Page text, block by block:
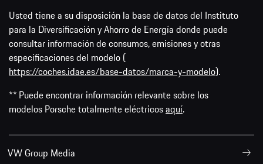
Usted tiene a su disposición la base de datos del Instituto
para la Diversificación y Ahorro de Energía donde puede
consultar información de consumos, emisiones y otras
especificaciones del modelo (
https://coches.idae.es/base-datos/marca-y-modelo).
** Puede encontrar información relevante sobre los
modelos Porsche totalmente eléctricosaquí.
VW Group Media